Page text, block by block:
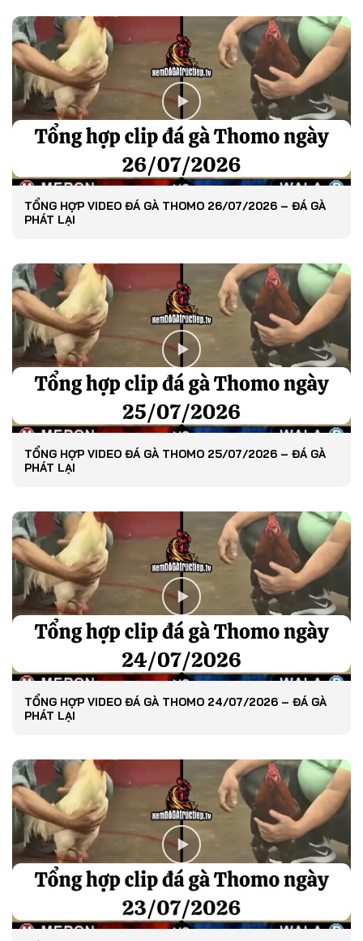
TỔNG HỢP VIDEO ĐÁ GÀ THOMO 26/07/2026 – ĐÁ GÀ
PHÁT LẠI
TỔNG HỢP VIDEO ĐÁ GÀ THOMO 25/07/2026 – ĐÁ GÀ
PHÁT LẠI
TỔNG HỢP VIDEO ĐÁ GÀ THOMO 24/07/2026 – ĐÁ GÀ
PHÁT LẠI